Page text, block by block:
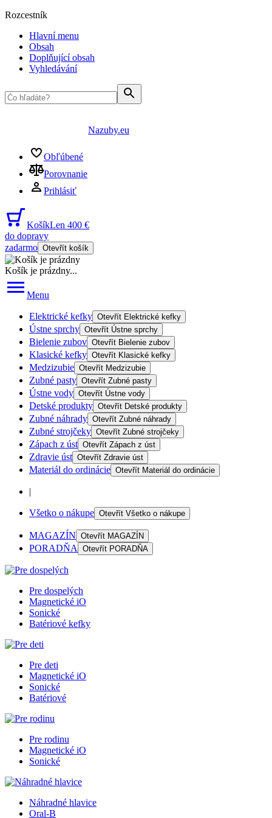
Rozcestník
Hlavní menu
Obsah
Doplňující obsah
Vyhledávání
Nazuby.eu
Obľúbené
Porovnanie
Prihlásiť
KošíkLen 400 €
do dopravy
zadarmo Otevřít košík
Košík je prázdny...
Menu
Elektrické kefky Otevřít Elektrické kefky
Ústne sprchy Otevřít Ústne sprchy
Bielenie zubov Otevřít Bielenie zubov
Klasické kefky Otevřít Klasické kefky
Medzizubie Otevřít Medzizubie
Zubné pasty Otevřít Zubné pasty
Ústne vody Otevřít Ústne vody
Detské produkty Otevřít Detské produkty
Zubné náhrady Otevřít Zubné náhrady
Zubné strojčeky Otevřít Zubné strojčeky
Zápach z úst Otevřít Zápach z úst
Zdravie úst Otevřít Zdravie úst
Materiál do ordinácie Otevřít Materiál do ordinácie
|
Všetko o nákupe Otevřít Všetko o nákupe
MAGAZÍN Otevřít MAGAZÍN
PORADŇA Otevřít PORADŇA
Pre dospelých
Magnetické iO
Sonické
Batériové kefky
Pre deti
Magnetické iO
Sonické
Batériové
Pre rodinu
Magnetické iO
Sonické
Náhradné hlavice
Oral-B